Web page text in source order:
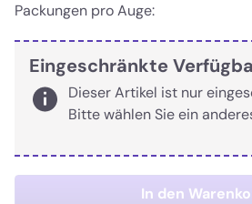
Packungen pro Auge:
Eingeschränkte
Dieser Artikel ist nur
Bitte wählen Sie ein
In den